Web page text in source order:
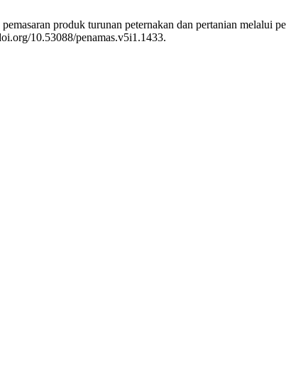
produk turunan peternakan dan pertanian melalui
10.53088/penamas.v5i1.1433.